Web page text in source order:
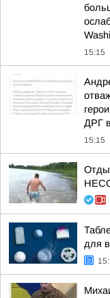
15:15
ДРГ
15:15
для